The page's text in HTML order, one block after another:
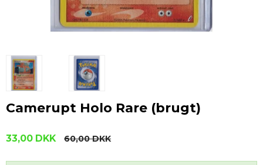
Camerupt Holo Rare (brugt)
33,00 DKK 60,00 DKK